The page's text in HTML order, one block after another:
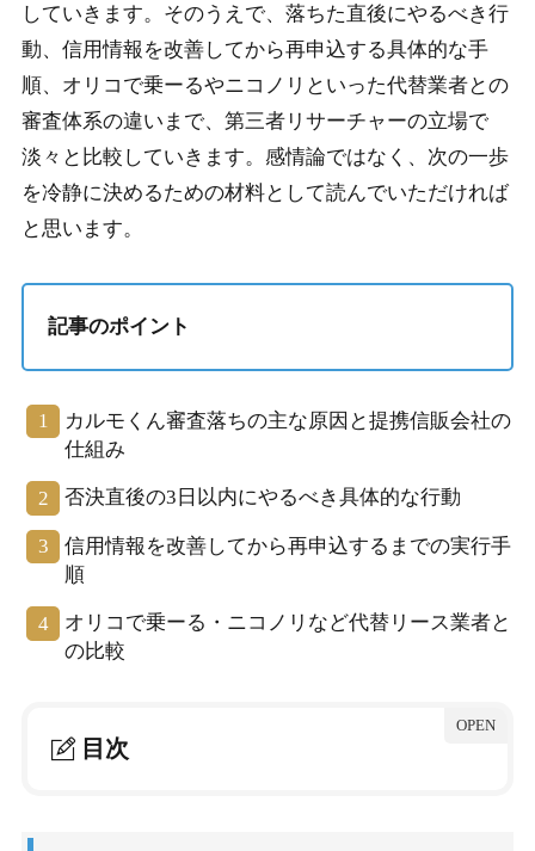
していきます。そのうえで、落ちた直後にやるべき行
動、信用情報を改善してから再申込する具体的な手
順、オリコで乗ーるやニコノリといった代替業者との
審査体系の違いまで、第三者リサーチャーの立場で
淡々と比較していきます。感情論ではなく、次の一歩
を冷静に決めるための材料として読んでいただければ
と思います。
記事のポイント
カルモくん審査落ちの主な原因と提携信販会社の
仕組み
否決直後の3日以内にやるべき具体的な行動
信用情報を改善してから再申込するまでの実行手
順
オリコで乗ーる・ニコノリなど代替リース業者と
の比較
目次